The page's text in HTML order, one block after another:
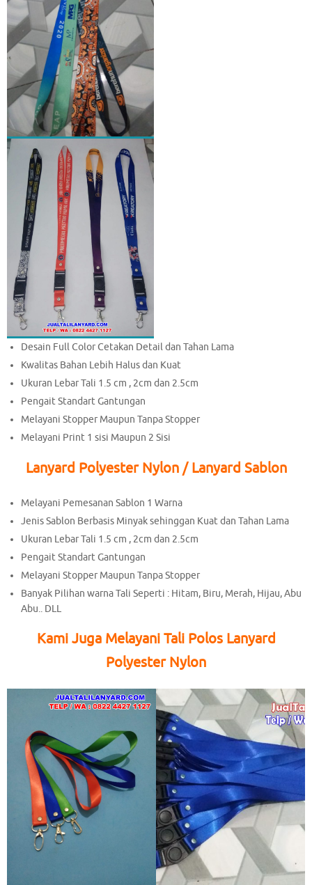
Desain Full Color Cetakan Detail dan Tahan Lama
Kwalitas Bahan Lebih Halus dan Kuat
Ukuran Lebar Tali 1.5 cm , 2cm dan 2.5cm
Pengait Standart Gantungan
Melayani Stopper Maupun Tanpa Stopper
Melayani Print 1 sisi Maupun 2 Sisi
Lanyard Polyester Nylon / Lanyard Sablon
Melayani Pemesanan Sablon 1 Warna
Jenis Sablon Berbasis Minyak sehinggan Kuat dan Tahan Lama
Ukuran Lebar Tali 1.5 cm , 2cm dan 2.5cm
Pengait Standart Gantungan
Melayani Stopper Maupun Tanpa Stopper
Banyak Pilihan warna Tali Seperti : Hitam, Biru, Merah, Hijau, Abu
Abu.. DLL
Kami Juga Melayani Tali Polos Lanyard
Polyester Nylon